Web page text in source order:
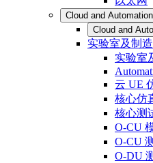
Cloud and Automation
Cloud and
实验室及制造
实验室
云 UE
核心仿
核心测
O-CU
O-CU
O-DU